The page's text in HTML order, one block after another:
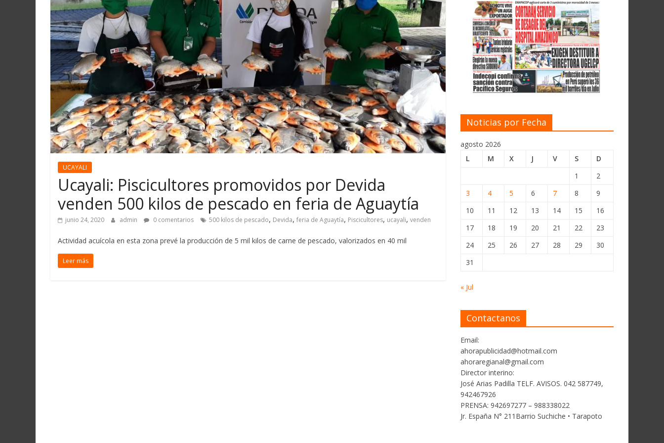
Martín
y
Loreto
UCAYALI
Ucayali: Piscicultores promovidos por Devida
venden 500 kilos de pescado en feria de Aguaytía
junio 24, 2020 admin 0 comentarios 500 kilos de pescado, Devida, feria de Aguaytía, Piscicultores, ucayali, venden
Actividad acuícola en esta zona prevé la producción de 5 mil kilos de carne de pescado, valorizados en 40 mil
Leer más
Noticias por Fecha
agosto 2026
L
M X J V S
D
1
2
3
4 5 6 7 8
9
10
11 12 13 14 15
16
17
18 19 20 21 22
23
24
25 26 27 28 29
30
31
« Jul
Contactanos
Email:
ahorapublicidad@hotmail.com
ahoraregianal@gmail.com
Director interino:
José Arias Padilla TELF. AVISOS. 042 587749,
942467926
PRENSA: 942697277 – 988338022
Jr. España N° 211Barrio Suchiche • Tarapoto